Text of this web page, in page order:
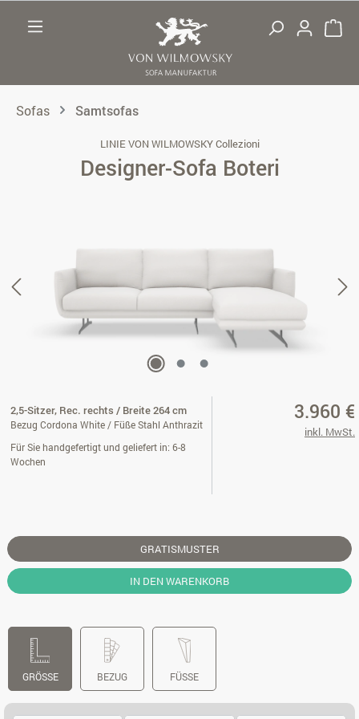
Sofas Samtsofas
LINIE VON WILMOWSKY Collezioni
Designer-Sofa Boteri
2,5-Sitzer, Rec. rechts / Breite 264 cm
Bezug Cordona White / Füße Stahl Anthrazit
Für Sie handgefertigt und geliefert in: 6-8
Wochen
3.960 €
inkl. MwSt.
GRATISMUSTER
IN DEN WARENKORB
GRÖSSE BEZUG FÜSSE